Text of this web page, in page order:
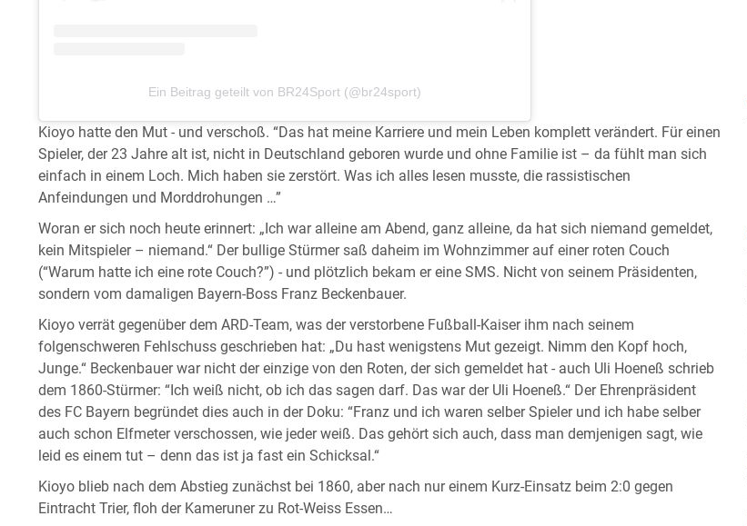
Ein Beitrag geteilt von BR24Sport (@br24sport)
Kioyo hatte den Mut - und verschoß. “Das hat meine Karriere und mein Leben komplett verändert. Für einen
Spieler, der 23 Jahre alt ist, nicht in Deutschland geboren wurde und ohne Familie ist – da fühlt man sich
einfach in einem Loch. Mich haben sie zerstört. Was ich alles lesen musste, die rassistischen
Anfeindungen und Morddrohungen …”
Woran er sich noch heute erinnert: „Ich war alleine am Abend, ganz alleine, da hat sich niemand gemeldet,
kein Mitspieler – niemand.“ Der bullige Stürmer saß daheim im Wohnzimmer auf einer roten Couch
(“Warum hatte ich eine rote Couch?”) - und plötzlich bekam er eine SMS. Nicht von seinem Präsidenten,
sondern vom damaligen Bayern-Boss Franz Beckenbauer.
Kioyo verrät gegenüber dem ARD-Team, was der verstorbene Fußball-Kaiser ihm nach seinem
folgenschweren Fehlschuss geschrieben hat: „Du hast wenigstens Mut gezeigt. Nimm den Kopf hoch,
Junge.“ Beckenbauer war nicht der einzige von den Roten, der sich gemeldet hat - auch Uli Hoeneß schrieb
dem 1860-Stürmer: “Ich weiß nicht, ob ich das sagen darf. Das war der Uli Hoeneß.“ Der Ehrenpräsident
des FC Bayern begründet dies auch in der Doku: “Franz und ich waren selber Spieler und ich habe selber
auch schon Elfmeter verschossen, wie jeder weiß. Das gehört sich auch, dass man demjenigen sagt, wie
leid es einem tut – denn das ist ja fast ein Schicksal.“
Kioyo blieb nach dem Abstieg zunächst bei 1860, aber nach nur einem Kurz-Einsatz beim 2:0 gegen
Eintracht Trier, floh der Kameruner zu Rot-Weiss Essen…